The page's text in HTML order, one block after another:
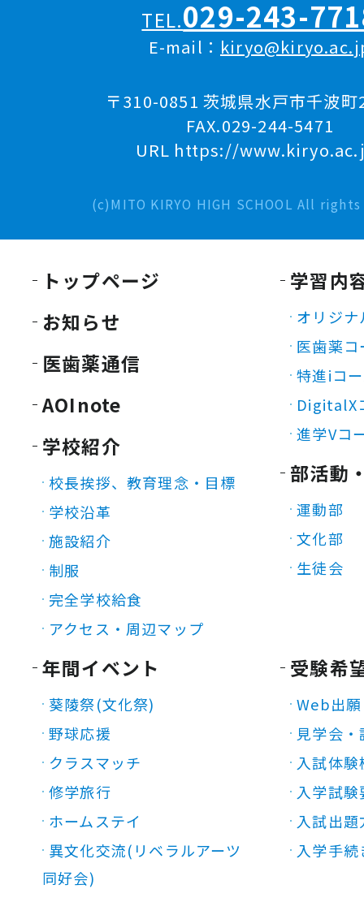
TEL.029-243-
E-mail：
〒310-0851 茨城県水戸市千波
FAX.029-244-5471
URL https://
(c)MITO KIRYO HIGH SCHOOL All
トップページ
お知らせ
医歯薬通信
AOInote
学校紹介
校長挨拶、教育理念・目標
学校沿革
施設紹介
制服
完全学校給食
アクセス・周辺マップ
学習内
オリジ
医歯薬コ
特進iコ
DigitalX
進学Vコ
部活動
運動部
文化部
生徒会
年間イベント
葵陵祭(文化祭)
野球応援
クラスマッチ
修学旅行
ホームステイ
異文化交流(リベラルアーツ
同好会)
受験希
Web出願
見学会
入試体験
入学試験
入試出題
入学手続